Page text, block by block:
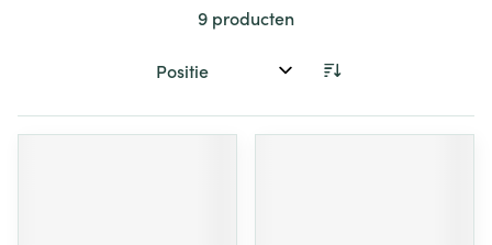
9 producten
Sorteer op: